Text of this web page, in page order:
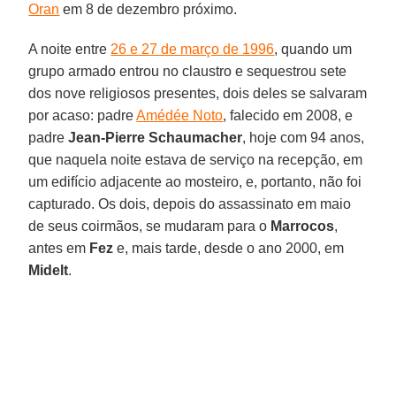
Oran em 8 de dezembro próximo.
A noite entre 26 e 27 de março de 1996, quando um
grupo armado entrou no claustro e sequestrou sete
dos nove religiosos presentes, dois deles se salvaram
por acaso: padreAmédée Noto, falecido em 2008, e
padreJean-Pierre Schaumacher, hoje com 94 anos,
que naquela noite estava de serviço na recepção, em
um edifício adjacente ao mosteiro, e, portanto, não foi
capturado. Os dois, depois do assassinato em maio
de seus coirmãos, se mudaram para o Marrocos,
antes em Fez e, mais tarde, desde o ano 2000, em
Midelt.